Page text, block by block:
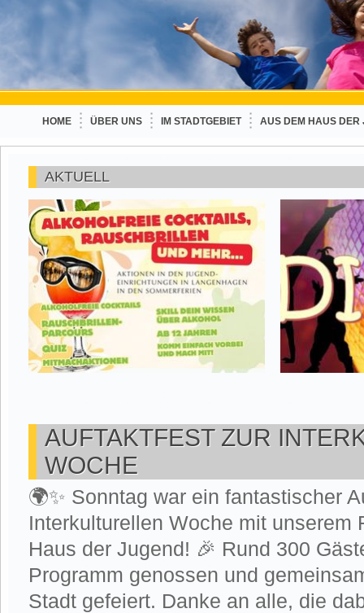
HOME ÜBER UNS IM STADTGEBIET AUS DEM HAUS DER
AKTUELL
AUFTAKTFEST ZUR
WOCHE
🌍✨ Sonntag war ein fantastischer
Interkulturellen Woche mit unserem
Haus der Jugend! 🎉 Rund 300
Programm genossen und
Stadt gefeiert. Danke an alle, die